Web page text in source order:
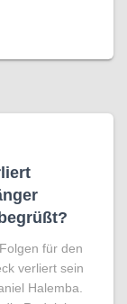
für den
verliert sein
Halemba.